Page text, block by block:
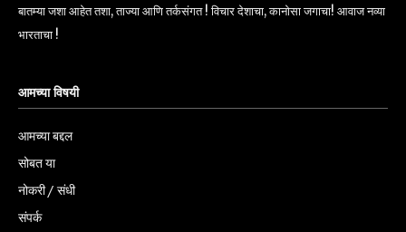
बातम्या जशा आहेत तशा, ताज्या आणि तर्कसंगत ! विचार देशाचा, कानोसा जगाचा! आवाज नव्या
भारताचा !
आमच्या विषयी
आमच्या बद्दल
सोबत या
नोकरी / संधी
संपर्क